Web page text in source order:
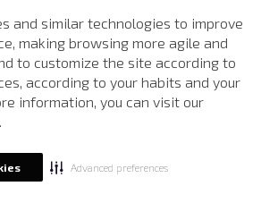
and similar technologies to improve
making browsing more agile and
to customize the site according to
according to your habits and your
information, you can visit our
.
Advanced preferences
2026 - Todos os direitos reservados. A Loja de
se no direito de corrigir ou alterar informações
de dúvidas:0800 990 5500.
das 8h às 20h de segunda a sábado, exceto